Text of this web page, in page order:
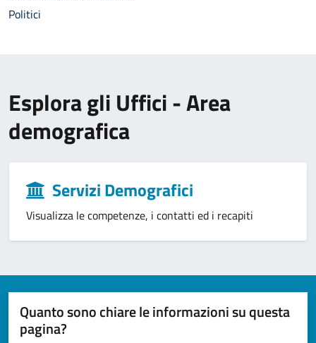
Politici
Esplora gli Uffici - Area
demografica
Servizi Demografici
Visualizza le competenze, i contatti ed i recapiti
Quanto sono chiare le informazioni su questa
pagina?